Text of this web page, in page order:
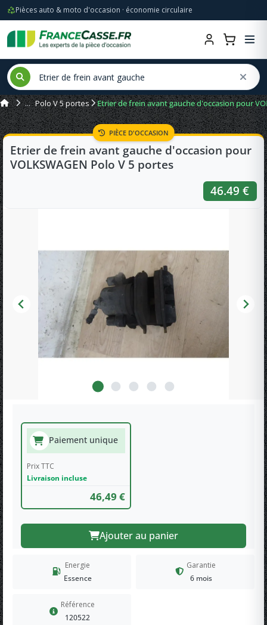
Pièces auto & moto d'occasion · économie circulaire
Polo V 5 portes Etrier de frein avant gauche d'occasion pour
PIÈCE D'OCCASION
Etrier de frein avant gauche d'occasion pour
VOLKSWAGEN Polo V 5 portes
46.49 €
Paiement unique
Prix TTC
Livraison incluse
46,49 €
Ajouter au panier
Energie
Essence
Garantie
6 mois
Référence
120522